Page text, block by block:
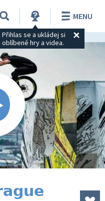
Přihlas se a ukládej si
oblíbené hry a videa.
MENU